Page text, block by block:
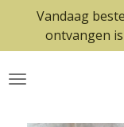
naar
de
Vandaag
ontvangen